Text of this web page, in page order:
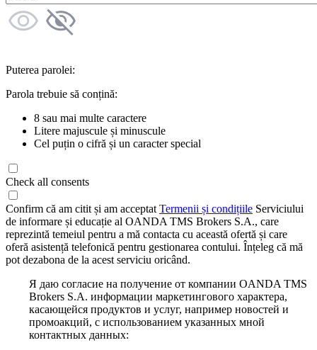
Puterea parolei:
Parola trebuie să conțină:
8 sau mai multe caractere
Litere majuscule și minuscule
Cel puțin o cifră și un caracter special
Check all consents
Confirm că am citit și am acceptat Termenii și condițiile Serviciului
de informare și educație al OANDA TMS Brokers S.A., care
reprezintă temeiul pentru a mă contacta cu această ofertă și care
oferă asistență telefonică pentru gestionarea contului. Înțeleg că mă
pot dezabona de la acest serviciu oricând.
Я даю согласие на получение от компании OANDA TMS
Brokers S.A. информации маркетингового характера,
касающейся продуктов и услуг, например новостей и
промоакций, с использованием указанных мной
контактных данных: